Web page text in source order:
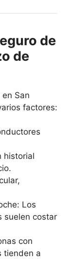
de
de
San
factores:
historial
Los
suelen costar
con
tienden a